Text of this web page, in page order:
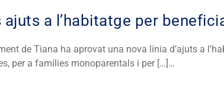
ajuts a l’habitatge per
de Tiana ha aprovat una nova línia d’ajuts a
per a famílies monoparentals i per […]…